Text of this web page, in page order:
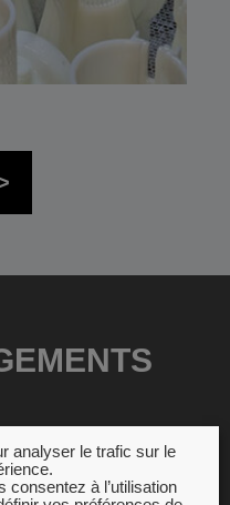
analyser le trafic sur le
consentez à l’utilisation